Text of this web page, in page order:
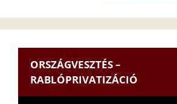
ORSZÁGVESZTÉS –
RABLÓPRIVATIZÁCIÓ